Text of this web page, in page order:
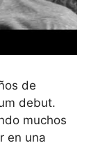
de
debut.
muchos
en una